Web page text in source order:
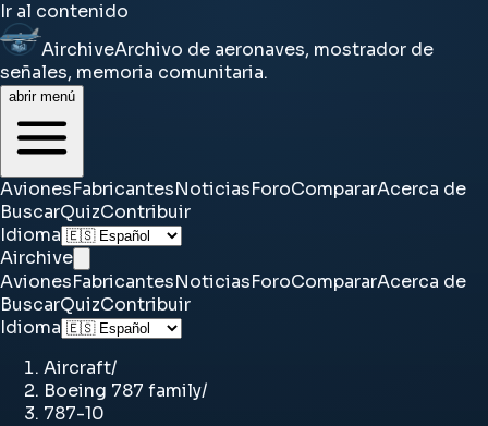
Ir al contenido
AirchiveArchivo de aeronaves, mostrador de
señales, memoria comunitaria.
abrir menú
AvionesFabricantesNoticiasForoCompararAcerca de
BuscarQuizContribuir
Idioma
Airchive
AvionesFabricantesNoticiasForoCompararAcerca de
BuscarQuizContribuir
Idioma
Aircraft/
Boeing 787 family/
787-10